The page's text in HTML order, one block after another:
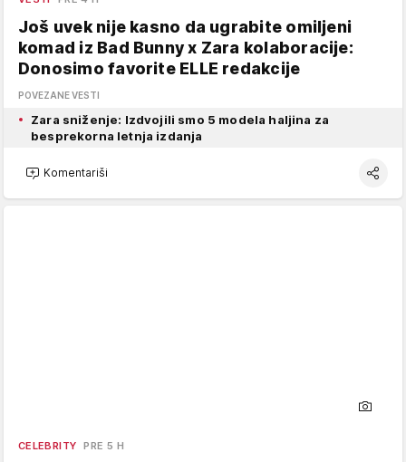
Još uvek nije kasno da ugrabite omiljeni
komad iz Bad Bunny x Zara kolaboracije:
Donosimo favorite ELLE redakcije
POVEZANE VESTI
Zara sniženje: Izdvojili smo 5 modela haljina za
besprekorna letnja izdanja
Komentariši
CELEBRITY PRE 5 H